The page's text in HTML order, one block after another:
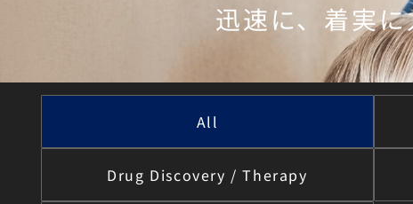
迅速に、着実
All
Drug Discovery / Therapy